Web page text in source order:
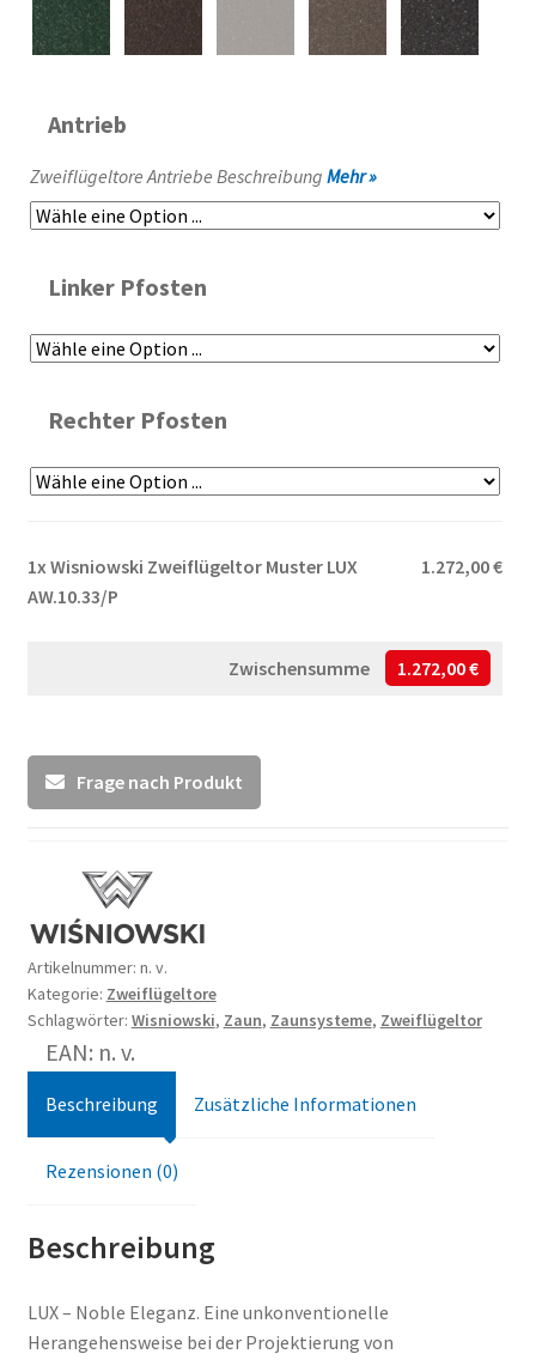
Antrieb
Zweiflügeltore Antriebe Beschreibung Mehr »
Linker Pfosten
Rechter Pfosten
1x Wisniowski Zweiflügeltor Muster LUX
AW.10.33/P
1.272,00 €
Zwischensumme 1.272,00 €
Frage nach Produkt
Artikelnummer: n. v.
Kategorie: Zweiflügeltore
Schlagwörter: Wisniowski, Zaun, Zaunsysteme, Zweiflügeltor
EAN: n. v.
Beschreibung Zusätzliche Informationen
Rezensionen (0)
Beschreibung
LUX – Noble Eleganz. Eine unkonventionelle
Herangehensweise bei der Projektierung von